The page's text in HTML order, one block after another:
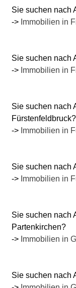
Sie suchen nach
-> Immobilien in
Sie suchen nach
-> Immobilien in
Sie suchen nach
Fürstenfeldbruck?
-> Immobilien in
Sie suchen nach
-> Immobilien in
Sie suchen nach
Partenkirchen?
-> Immobilien in
Sie suchen nach